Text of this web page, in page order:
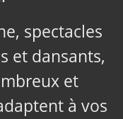
spectacles
et dansants,
et
à vos